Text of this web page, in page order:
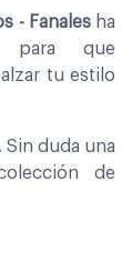
- Fanalesha
para que
tu estilo
Sin duda una
de